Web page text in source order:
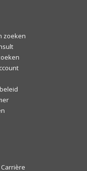
zoeken